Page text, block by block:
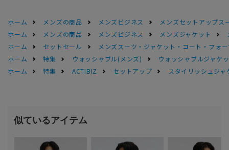
ホーム メンズの商品 メンズビジネス
メンズセットアップス
ホーム
メンズの商品 メンズビジネス メンズジャケット
ホーム
セットセール
メンズスーツ・ジャケット・コート・フォ
ホーム
特集 ウォッシャブル(メンズ)
ウォッシャブルジャケ
ホーム
特集 ACTIBIZ セットアップ スタイリッシュジ